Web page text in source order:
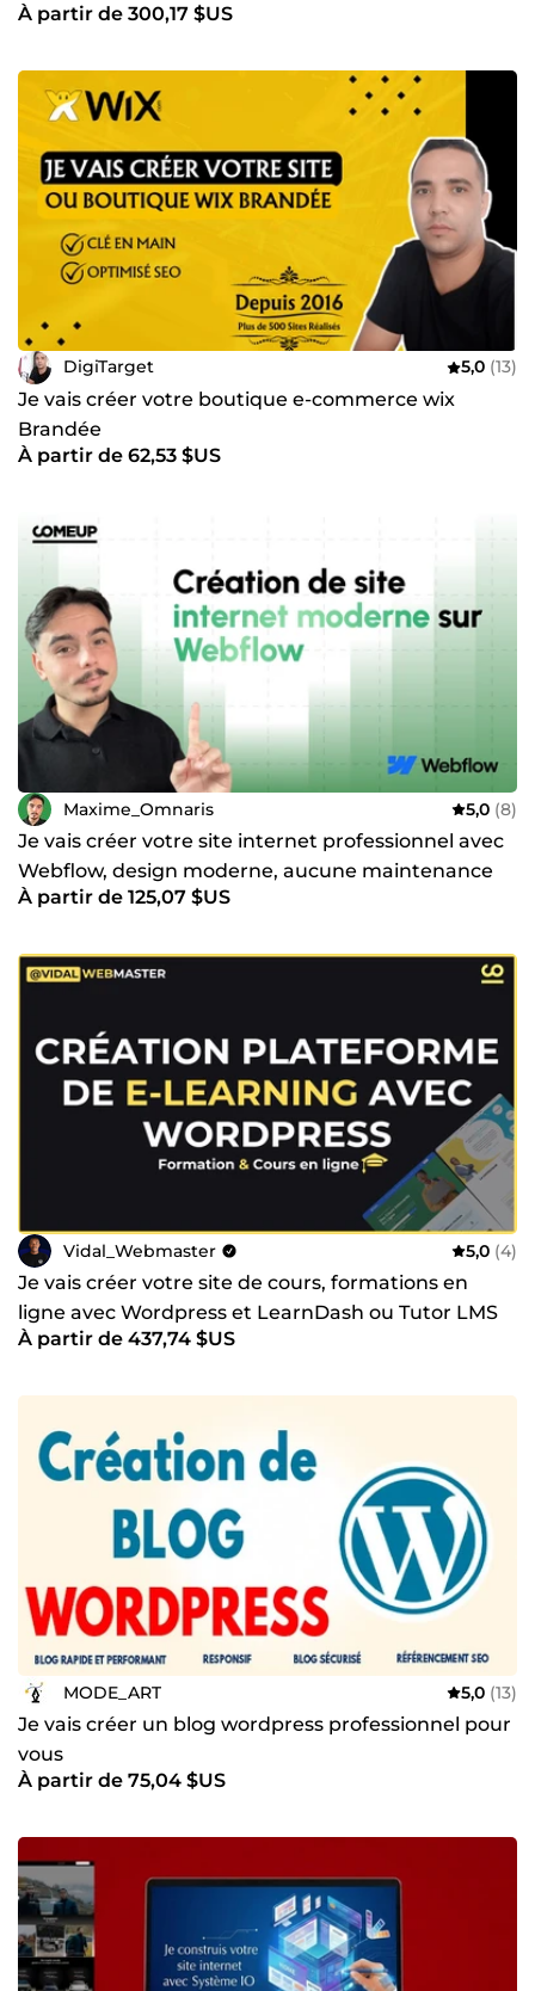
À partir de 300,17 $US
DigiTarget 5,0 (13)
Je vais créer votre boutique e-commerce wix
Brandée
À partir de 62,53 $US
Maxime_Omnaris 5,0 (8)
Je vais créer votre site internet professionnel avec
Webflow, design moderne, aucune maintenance
requise
À partir de 125,07 $US
Vidal_Webmaster 5,0 (4)
Je vais créer votre site de cours, formations en
ligne avec Wordpress et LearnDash ou Tutor LMS
À partir de 437,74 $US
MODE_ART 5,0 (13)
Je vais créer un blog wordpress professionnel pour
vous
À partir de 75,04 $US